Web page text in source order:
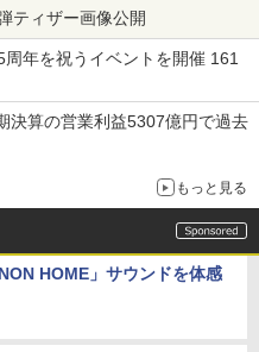
ティザー画像公開
周年を祝うイベントを開催 161
決算の営業利益5307億円で過去
もっと見る
HOME」サウンドを体感